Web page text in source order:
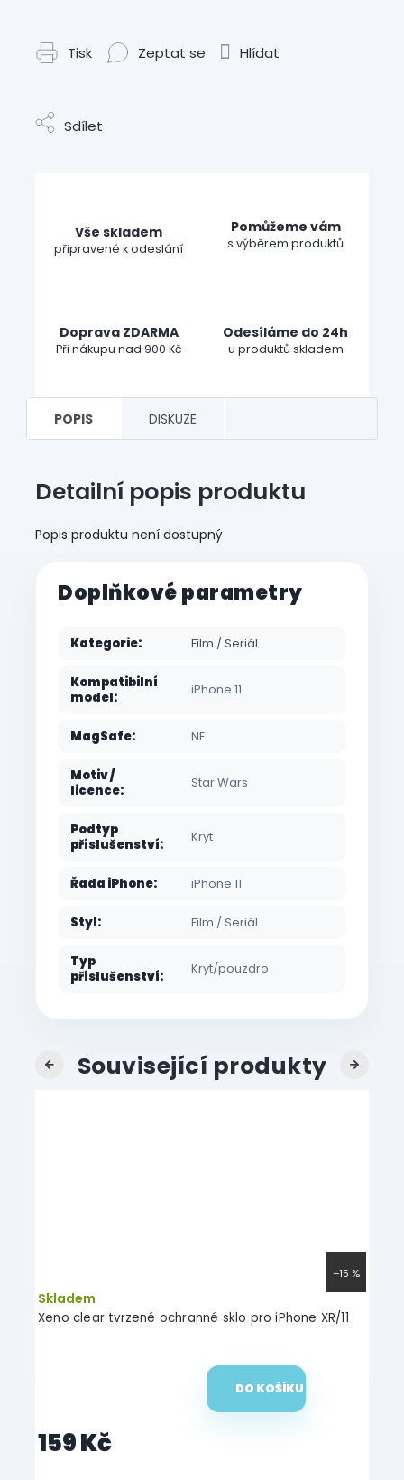
Tisk Zeptat se Hlídat
Sdílet
Vše skladem
připravené k odeslání
Pomůžeme vám
s výběrem produktů
Doprava ZDARMA
Při nákupu nad 900 Kč
Odesíláme do 24h
u produktů skladem
POPIS DISKUZE
Detailní popis produktu
Popis produktu není dostupný
Doplňkové parametry
Kategorie: Film / Seriál
Kompatibilní
model: iPhone 11
MagSafe: NE
Motiv /
licence: Star Wars
Podtyp
příslušenství: Kryt
Řada iPhone: iPhone 11
Styl: Film / Seriál
Typ
příslušenství: Kryt/pouzdro
Související produkty
Previous
–15 %
Xeno clear tvrzené ochranné sklo pro iPhone XR/11
Skladem
159 Kč
DO KOŠÍKU
Next